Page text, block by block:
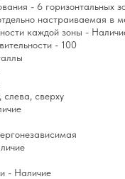
- 6 горизонтальных
настраиваемая в
каждой зоны -
- 100
сверху
- Наличие